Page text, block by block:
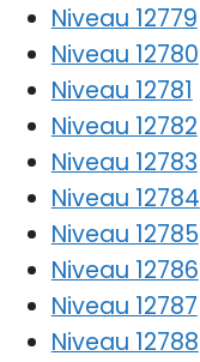
Niveau 12779
Niveau 12780
Niveau 12781
Niveau 12782
Niveau 12783
Niveau 12784
Niveau 12785
Niveau 12786
Niveau 12787
Niveau 12788